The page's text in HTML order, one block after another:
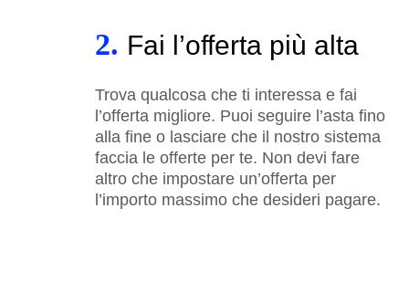
2. Fai l’offerta più alta
Trova qualcosa che ti interessa e fai
l’offerta migliore. Puoi seguire l’asta fino
alla fine o lasciare che il nostro sistema
faccia le offerte per te. Non devi fare
altro che impostare un’offerta per
l’importo massimo che desideri pagare.